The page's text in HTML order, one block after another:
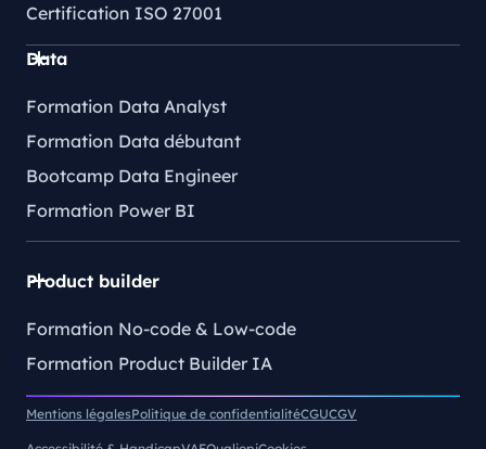
Certification ISO 27001
Data
Formation Data Analyst
Formation Data débutant
Bootcamp Data Engineer
Formation Power BI
Product builder
Formation No-code & Low-code
Formation Product Builder IA
Mentions légalesPolitique de confidentialitéCGUCGV